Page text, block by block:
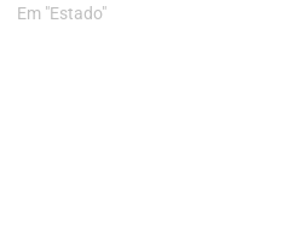
Em "Estado"